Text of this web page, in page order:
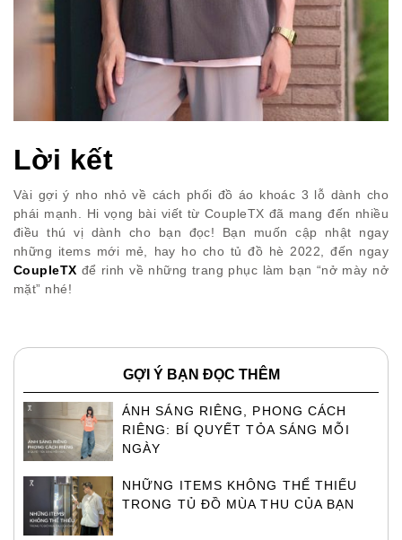
Lời kết
Vài gợi ý nho nhỏ về cách phối đồ áo khoác 3 lỗ dành cho
phái mạnh. Hi vọng bài viết từ CoupleTX đã mang đến nhiều
điều thú vị dành cho bạn đọc! Bạn muốn cập nhật ngay
những items mới mẻ, hay ho cho tủ đồ hè 2022, đến ngay
CoupleTX để rinh về những trang phục làm bạn “nở mày nở
mặt” nhé!
GỢI Ý BẠN ĐỌC THÊM
ÁNH SÁNG RIÊNG, PHONG CÁCH
RIÊNG: BÍ QUYẾT TỎA SÁNG MỖI
NGÀY
NHỮNG ITEMS KHÔNG THỂ THIẾU
TRONG TỦ ĐỒ MÙA THU CỦA BẠN